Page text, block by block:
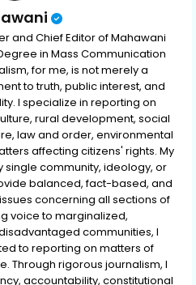
and Chief Editor of Mahawani
in Mass Communication
for me, is not merely a
to truth, public interest, and
I specialize in reporting on
rural development, social
law and order, environmental
affecting citizens' rights. My
single community, ideology, or
balanced, fact-based, and
concerning all sections of
voice to marginalized,
communities, I
to reporting on matters of
Through rigorous journalism, I
accountability, constitutional